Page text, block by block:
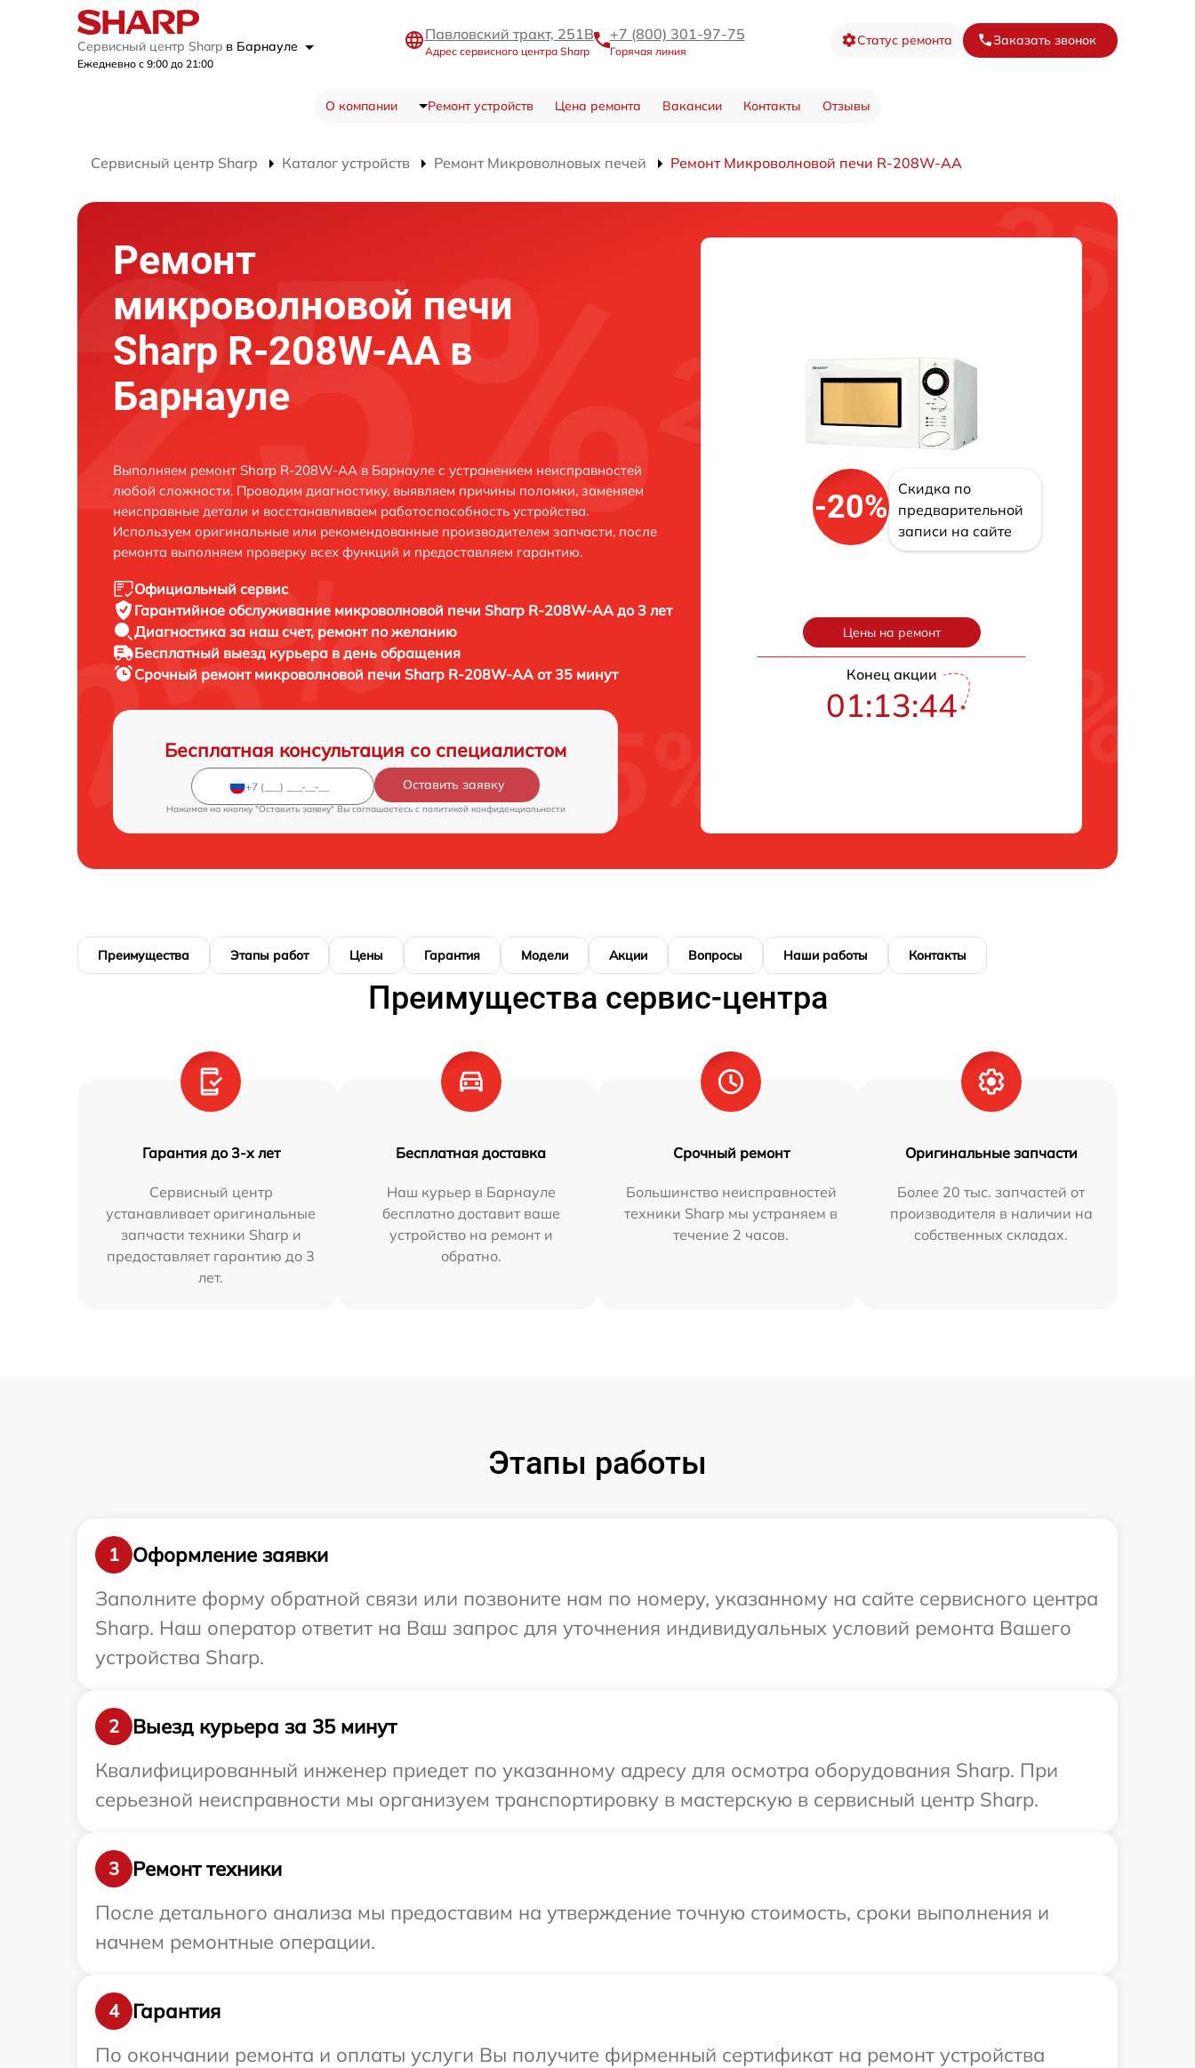
Сервисный центр Sharp в Барнауле
Ежедневно с 9:00 до 21:00
Павловский тракт, 251В
Адрес сервисного центра Sharp
+7 (800) 301-97-75
Горячая линия
Статус ремонта Заказать звонок
О компании Ремонт устройств Цена ремонта Вакансии Контакты Отзывы
Сервисный центр Sharp Каталог устройств Ремонт Микроволновых печей Ремонт Микроволновой печи R-208W-AA
Ремонт
микроволновой печи
Sharp R-208W-AA в
Барнауле
Выполняем ремонт Sharp R-208W-AA в Барнауле с устранением неисправностей
любой сложности. Проводим диагностику, выявляем причины поломки, заменяем
неисправные детали и восстанавливаем работоспособность устройства.
Используем оригинальные или рекомендованные производителем запчасти, после
ремонта выполняем проверку всех функций и предоставляем гарантию.
Официальный сервис
Гарантийное обслуживание микроволновой печи Sharp R-208W-AA до 3 лет
Диагностика за наш счет, ремонт по желанию
Бесплатный выезд курьера в день обращения
Срочный ремонт микроволновой печи Sharp R-208W-AA от 35 минут
Бесплатная консультация со специалистом
Оставить заявку
Нажимая на кнопку "Оставить заявку" Вы соглашаетесь c политикой конфиденциальности
-20%
Скидка по
предварительной
записи на сайте
Цены на ремонт
Конец акции
01:13:43
Преимущества Этапы работ Цены Гарантия Модели Акции Вопросы Наши работы Контакты
Преимущества сервис-центра
Гарантия до 3-х лет
Сервисный центр
устанавливает оригинальные
запчасти техники Sharp и
предоставляет гарантию до 3
лет.
Бесплатная доставка
Наш курьер в Барнауле
бесплатно доставит ваше
устройство на ремонт и
обратно.
Срочный ремонт
Большинство неисправностей
техники Sharp мы устраняем в
течение 2 часов.
Оригинальные запчасти
Более 20 тыс. запчастей от
производителя в наличии на
собственных складах.
Этапы работы
1
Оформление заявки
Заполните форму обратной связи или позвоните нам по номеру, указанному на сайте сервисного центра
Sharp. Наш оператор ответит на Ваш запрос для уточнения индивидуальных условий ремонта Вашего
устройства Sharp.
2
Выезд курьера за 35 минут
Квалифицированный инженер приедет по указанному адресу для осмотра оборудования Sharp. При
серьезной неисправности мы организуем транспортировку в мастерскую в сервисный центр Sharp.
3
Ремонт техники
После детального анализа мы предоставим на утверждение точную стоимость, сроки выполнения и
начнем ремонтные операции.
4
Гарантия
По окончании ремонта и оплаты услуги Вы получите фирменный сертификат на ремонт устройства